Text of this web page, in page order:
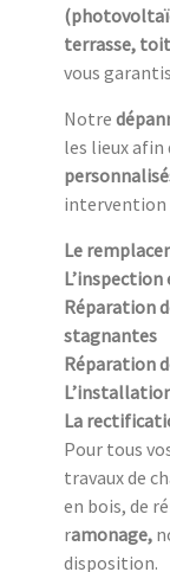
terrasse,
vous
Notre
les lieux afin
intervention
Le
Réparation
stagnantes
Réparation
La
Pour tous
travaux de
en bois, de
ramonage,
disposition.